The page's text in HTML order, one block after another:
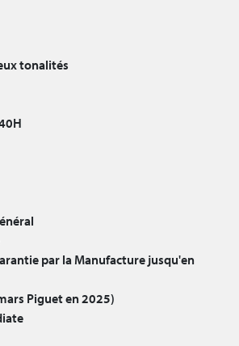
tonalités
par la Manufacture jusqu'en
Piguet en 2025)